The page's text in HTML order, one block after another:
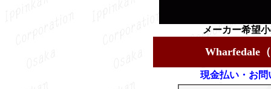
メーカー希望
Wharfedale
現金払い・お問